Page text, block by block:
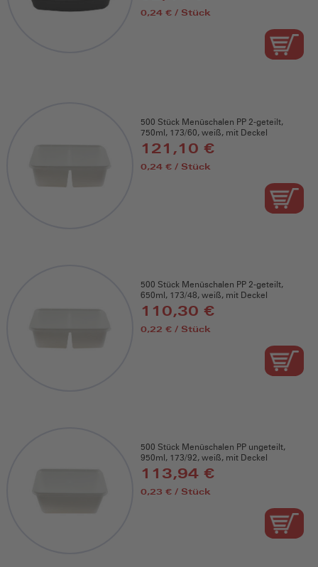
0,24 € / Stück
500 Stück Menüschalen PP 2-geteilt,
750ml, 173/60, weiß, mit Deckel
121,10 €
0,24 € / Stück
500 Stück Menüschalen PP 2-geteilt,
650ml, 173/48, weiß, mit Deckel
110,30 €
0,22 € / Stück
500 Stück Menüschalen PP ungeteilt,
950ml, 173/92, weiß, mit Deckel
113,94 €
0,23 € / Stück